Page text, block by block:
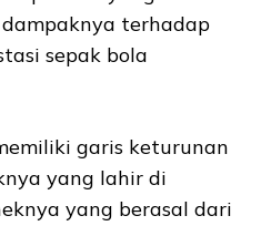
terhadap
sepak bola
garis keturunan
yang lahir di
yang berasal dari